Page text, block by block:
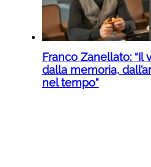
Franco Zanellato: “Il
dalla memoria,
nel tempo”